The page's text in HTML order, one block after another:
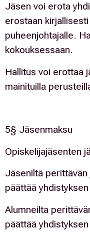
Jäsen voi erota
erostaan
puheenjohtajalle.
kokouksessaan.
Hallitus voi erottaa
mainituilla
5§ Jäsenmaksu
Opiskelijajäsenten
Jäseniltä
päättää
Alumneilta
päättää